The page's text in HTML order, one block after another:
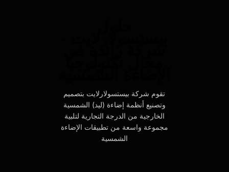
تقوم شركة بيستسولارلايت بتصميم
وتصنيع أنظمة إضاءة (ليد) الشمسية
الخارجية من الدرجة التجارية لتلبية
مجموعة واسعة من تطبيقات الإضاءة
الشمسية